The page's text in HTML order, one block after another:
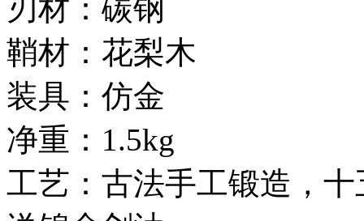
刃材：碳钢
鞘材：花梨木
装具：仿金
净重：1.5kg
工艺：古法手工锻造，